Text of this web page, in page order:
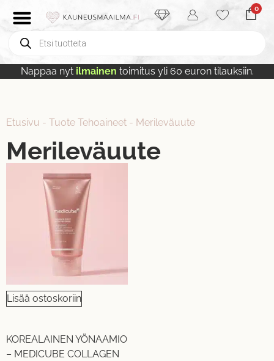
0
Nappaa nyt ilmainen toimitus yli 60 euron tilauksiin.
Etusivu - Tuote Tehoaineet - Merileväuute
Merileväuute
Lisää ostoskoriin
KOREALAINEN YÖNAAMIO
– MEDICUBE COLLAGEN